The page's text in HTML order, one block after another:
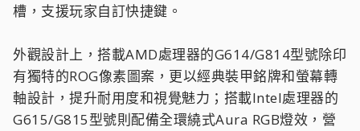
槽，支援玩家自訂快捷鍵。
外觀設計上，搭載AMD處理器的G614/G814型號除印
有獨特的ROG像素圖案，更以經典裝甲銘牌和螢幕轉
軸設計，提升耐用度和視覺魅力；搭載Intel處理器的
G615/G815型號則配備全環繞式Aura RGB燈效，營